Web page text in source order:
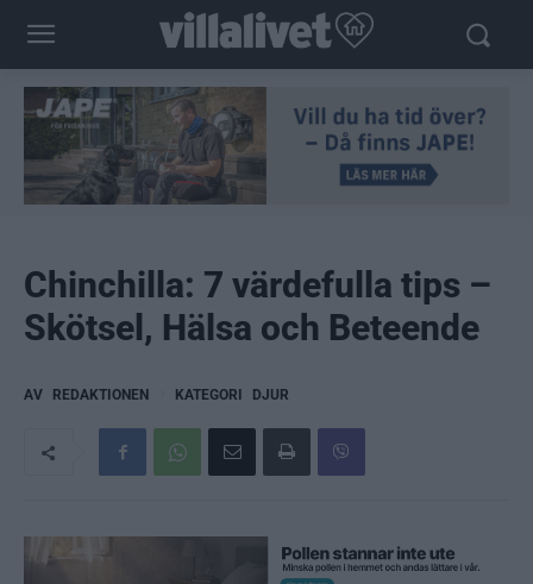
Chinchilla: 7 värdefulla tips –
Skötsel, Hälsa och Beteende
AV REDAKTIONEN KATEGORI DJUR